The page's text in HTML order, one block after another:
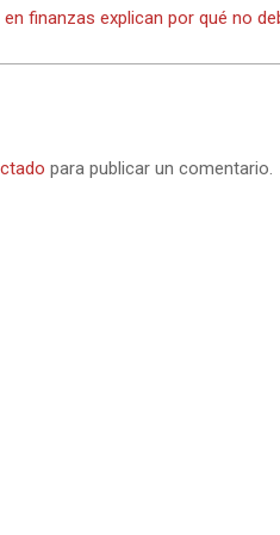
en finanzas explican por qué no
para publicar un comentario.